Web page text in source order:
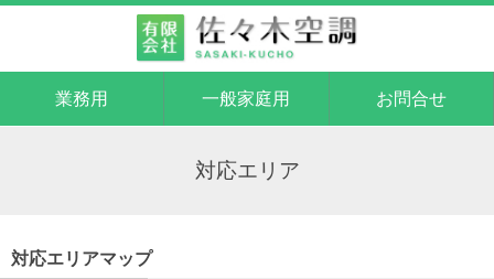
業務用 一般家庭用 お問合せ
対応エリア
対応エリアマップ